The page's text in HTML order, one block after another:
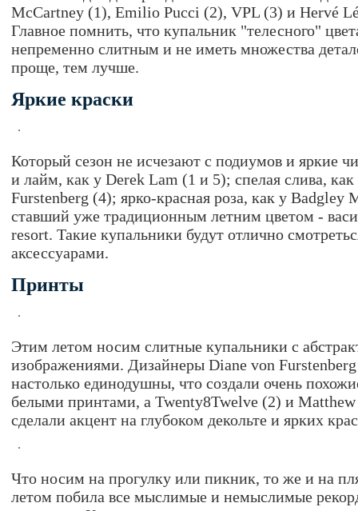
McCartney (1), Emilio Pucci (2), VPL (3) и Hervé
Главное помнить, что купальник "телесного"
непременно слитным и не иметь множества
проще, тем лучше.
Яркие краски
Который сезон не исчезают с подиумов и яркие
и лайм, как у Derek Lam (1 и 5); спелая слива,
Furstenberg (4); ярко-красная роза, как у Badgley
ставший уже традиционным летним цветом -
resort. Такие купальники будут отлично
аксессуарами.
Принты
Этим летом носим слитные купальники с
изображениями. Дизайнеры Diane von
настолько единодушны, что создали очень
белыми принтами, а Twenty8Twelve (2) и
сделали акцент на глубоком декольте и ярких
Что носим на прогулку или пикник, то же и на
летом побила все мыслимые и немыслимые